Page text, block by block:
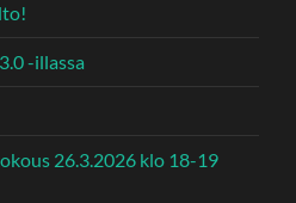
-illassa
26.3.2026 klo 18-19